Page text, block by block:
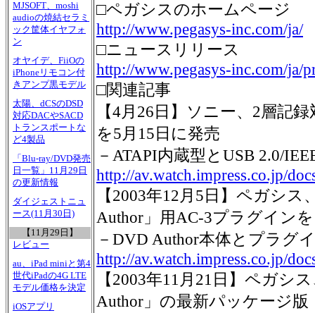
MJSOFT、moshi
audioの焼結セラミ
ック筐体イヤフォ
ン
オヤイデ、FiiOの
iPhoneリモコン付
きアンプ黒モデル
太陽、dCSのDSD
対応DACやSACD
トランスポートな
ど4製品
「Blu-ray/DVD発売
日一覧」11月29日
の更新情報
ダイジェストニュ
ース(11月30日)
【11月29日】
レビュー
au、iPad miniと第4
世代iPadの4G LTE
モデル価格を決定
iOSアプリ
□ペガシスのホームページ
http://www.pegasys-inc.com/ja/
□ニュースリリース
http://www.pegasys-inc.com/ja/
□関連記事
【4月26日】ソニー、2層記
を5月15日に発売
－ATAPI内蔵型とUSB 2.0/
http://av.watch.impress.co.jp/
【2003年12月5日】ペガシス
Author」用AC-3プラグイン
－DVD Author本体とプラグ
http://av.watch.impress.co.jp/
【2003年11月21日】ペガシ
Author」の最新パッケージ版